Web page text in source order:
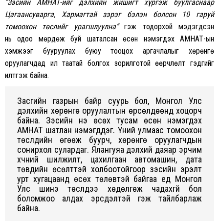
“Зэсийн АМНАТ-ийг дэлхийн жишигт хүргэж буулгаснаар
Цагаансуварга, Хармагтай зэрэг бэлэн болсон 10 гаруй
томоохон төслийг урагшлуулна”гэж тодорхой мэдэгдсэн
нь одоо мөрдөж буй шаталсан өсөн нэмэгдэх АМНАТ-ын
хэмжээг бууруулах буюу тооцох аргачлалыг хөрөнгө
оруулагчдад илүү таатай болгох зорилготой өөрчлөлт гэдгийг
илтгэж байна.
Засгийн газрын байр суурь бол, Монгол Улс
дэлхийн хөрөнгө оруулалтын өрсөлдөөнд хоцорч
байна. Зэсийн үнэ өсөх тусам өсөн нэмэгдэх
АМНАТ шатлан нэмэгддэг. Үүний улмаас томоохон
төслүүдийн өгөөж буурч, хөрөнгө оруулагчдын
сонирхол сулардаг. Ялангуяа дэлхий даяар эрчим
хүчний шилжилт, цахилгаан автомашин, дата
төвүүдийн өсөлттэй холбоотойгоор зэсийн эрэлт
урт хугацаанд өсөх төлөвтэй байгаа үед Монгол
Улс шинэ төслүүдээ хөдөлгөж чадахгүй бол
боломжоо алдах эрсдэлтэй гэж тайлбарлаж
байна.